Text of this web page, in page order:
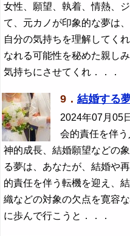
女性、願望、執着、情熱、
て、元カノが印象的な夢は
自分の気持ちを理解してく
なれる可能性を秘めた親し
気持ちにさせてくれ．．．
9． 結婚する
2024年07月05日
会的責任を伴
神的成長、結婚願望などの
る夢は、あなたが、結婚や
的責任を伴う転機を迎え、
織などの対象の欠点を寛容
に歩んで行こうと．．．